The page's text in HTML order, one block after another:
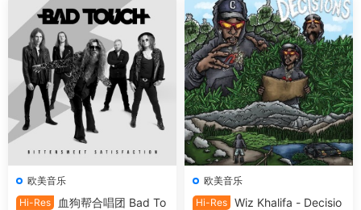
欧美音乐
Hi-Res
血狗帮合唱团 Bad To
欧美音乐
Hi-Res Wiz Khalifa - Decisio